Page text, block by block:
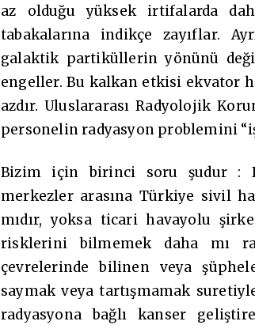
az olduğu yüksek irtifalarda
tabakalarına indikçe zayıflar.
galaktik partiküllerin yönünü
engeller. Bu kalkan etkisi ekvator
azdır. Uluslararası Radyolojik
personelin radyasyon problemini
Bizim için birinci soru şudur :
merkezler arasına Türkiye sivil
mıdır, yoksa ticari havayolu
risklerini bilmemek daha mı
çevrelerinde bilinen veya
saymak veya tartışmamak
radyasyona bağlı kanser